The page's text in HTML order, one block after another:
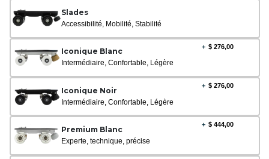
Slades
Accessibilité, Mobilité, Stabilité
Iconique Blanc
Intermédiaire, Confortable, Légère
+ $ 276,00
Iconique Noir
Intermédiaire, Confortable, Légère
+ $ 276,00
Premium Blanc
Experte, technique, précise
+ $ 444,00